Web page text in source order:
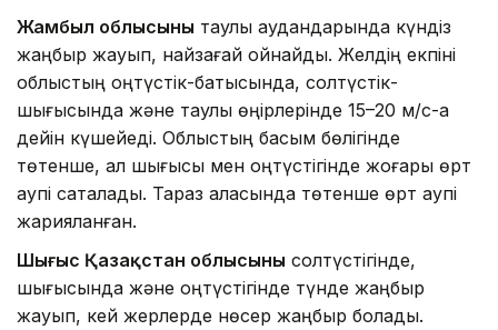
Жамбыл облысының таулы аудандарында күндіз
жаңбыр жауып, найзағай ойнайды. Желдің екпіні
облыстың оңтүстік-батысында, солтүстік-
шығысында және таулы өңірлерінде 15–20 м/с-қа
дейін күшейеді. Облыстың басым бөлігінде
төтенше, ал шығысы мен оңтүстігінде жоғары өрт
қаупі сақталады. Тараз қаласында төтенше өрт қаупі
жарияланған.
Шығыс Қазақстан облысының солтүстігінде,
шығысында және оңтүстігінде түнде жаңбыр
жауып, кей жерлерде нөсер жаңбыр болады.